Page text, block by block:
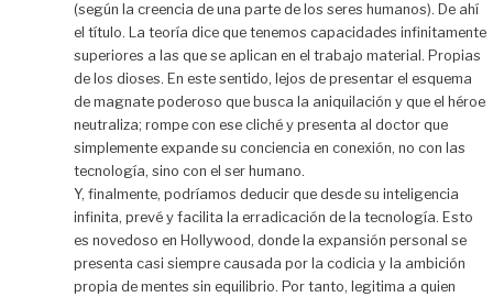
(según la creencia de una parte de los seres humanos). De ahí
el título. La teoría dice que tenemos capacidades infinitamente
superiores a las que se aplican en el trabajo material. Propias
de los dioses. En este sentido, lejos de presentar el esquema
de magnate poderoso que busca la aniquilación y que el héroe
neutraliza; rompe con ese cliché y presenta al doctor que
simplemente expande su conciencia en conexión, no con las
tecnología, sino con el ser humano.
Y, finalmente, podríamos deducir que desde su inteligencia
infinita, prevé y facilita la erradicación de la tecnología. Esto
es novedoso en Hollywood, donde la expansión personal se
presenta casi siempre causada por la codicia y la ambición
propia de mentes sin equilibrio. Por tanto, legitima a quien